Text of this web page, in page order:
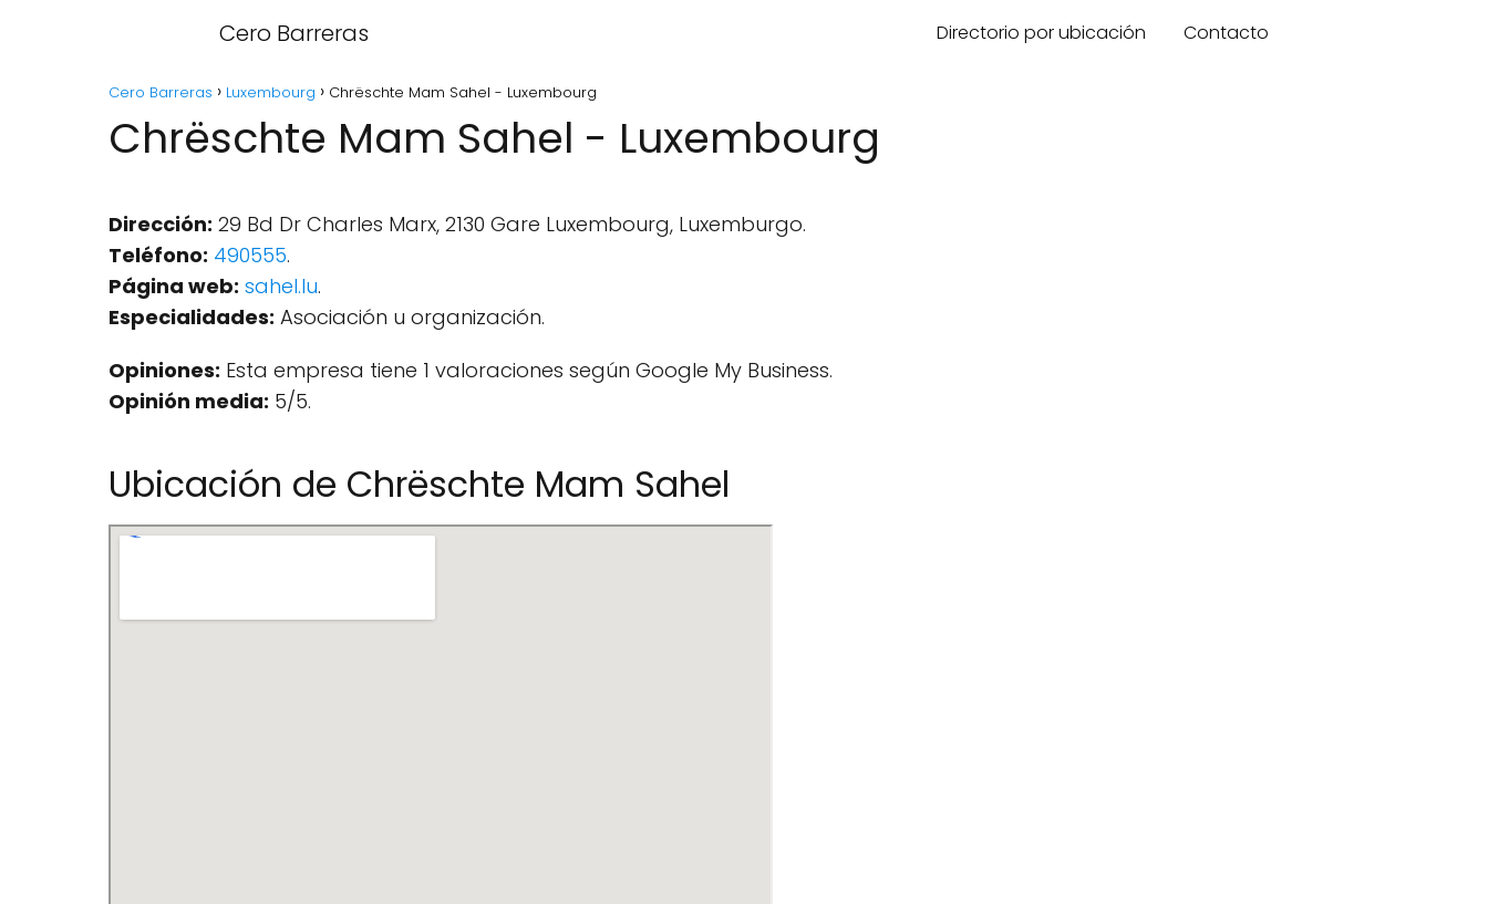
Cero Barreras Directorio por ubicación Contacto
Cero Barreras Luxembourg Chrëschte Mam Sahel - Luxembourg
Chrëschte Mam Sahel - Luxembourg
Dirección: 29 Bd Dr Charles Marx, 2130 Gare Luxembourg, Luxemburgo.
Teléfono: 490555.
Página web: sahel.lu.
Especialidades: Asociación u organización.
Opiniones: Esta empresa tiene 1 valoraciones según Google My Business.
Opinión media: 5/5.
Ubicación de Chrëschte Mam Sahel